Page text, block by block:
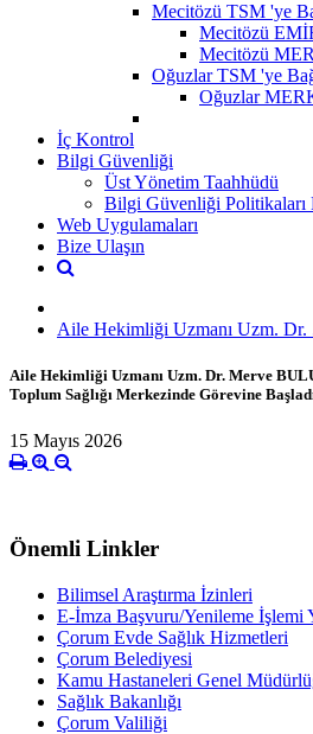
Mecitözü TSM 'ye
Mecitözü
Mecitözü
Oğuzlar TSM 'ye
Oğuzlar
İç Kontrol
Bilgi Güvenliği
Üst Yönetim Taahhüdü
Bilgi Güvenliği Politikaları
Web Uygulamaları
Bize Ulaşın
Aile Hekimliği Uzmanı Uzm. Dr.
Aile Hekimliği Uzmanı Uzm. Dr. Merve
Toplum Sağlığı Merkezinde Görevine
15 Mayıs 2026
Önemli Linkler
Bilimsel Araştırma İzinleri
E-İmza Başvuru/Yenileme İşlemi
Çorum Evde Sağlık Hizmetleri
Çorum Belediyesi
Kamu Hastaneleri Genel
Sağlık Bakanlığı
Çorum Valiliği